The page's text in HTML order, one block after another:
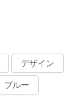
デザイン
ブルー